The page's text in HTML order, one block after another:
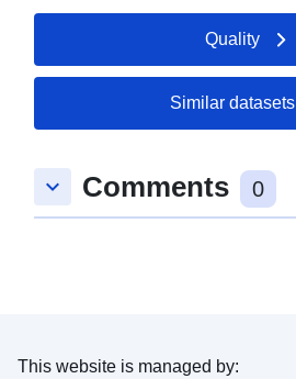
Quality
Similar datasets
keyboard_arrow_down Comments 0
This website is managed by: